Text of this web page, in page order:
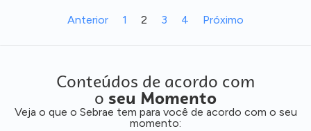
Anterior 1 2 3 4 Próximo
Conteúdos de acordo com
o seu Momento
Veja o que o Sebrae tem para você de acordo com o seu
momento: